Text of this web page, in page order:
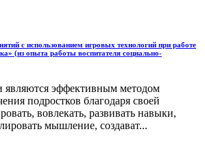
с использованием игровых технологий при работе
(из опыта работы воспитателя социально-
являются эффективным методом
подростков благодаря своей
вовлекать, развивать навыки,
мышление, создават...